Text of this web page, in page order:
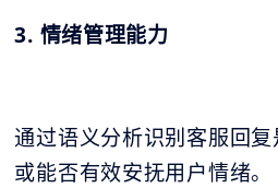
3. 情绪管理能力
通过语义分析识别客服回复
或能否有效安抚用户情绪。